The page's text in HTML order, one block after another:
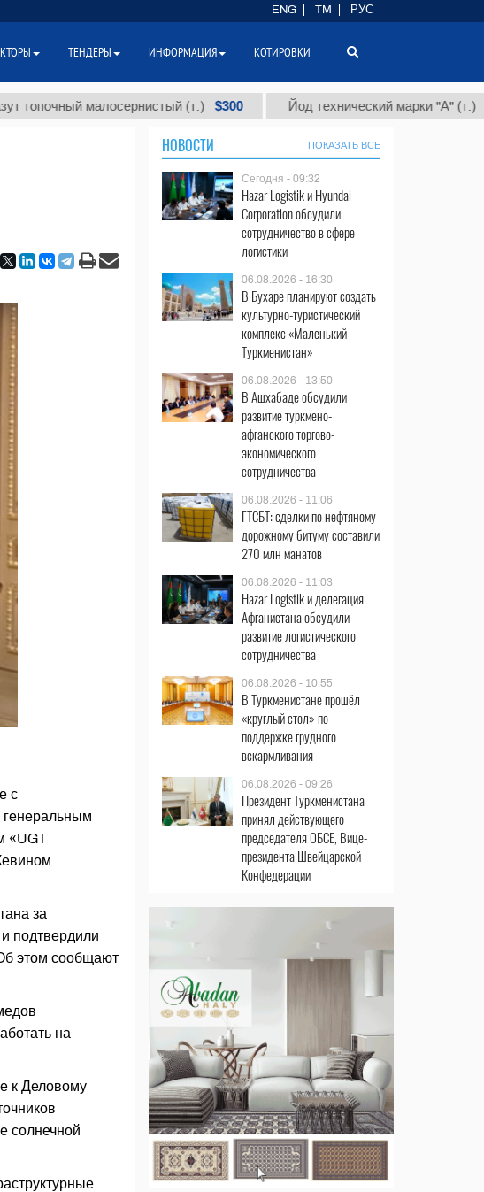
малосернистый (т.) $300 Йод технический марки "А" (т.) $86 000
с
генеральным
«UGT
за
подтвердили
этом сообщают
на
к Деловому
солнечной
НОВОСТИ ПОКАЗАТЬ ВСЕ
Сегодня - 09:32
Hazar Logistik и Hyundai
Corporation обсудили
сотрудничество в сфере
логистики
06.08.2026 - 16:30
В Бухаре планируют создать
культурно-туристический
комплекс «Маленький
Туркменистан»
06.08.2026 - 13:50
В Ашхабаде обсудили
развитие туркмено-
афганского торгово-
экономического
сотрудничества
06.08.2026 - 11:06
ГТСБТ: сделки по нефтяному
дорожному битуму составили
270 млн манатов
06.08.2026 - 11:03
Hazar Logistik и делегация
Афганистана обсудили
развитие логистического
сотрудничества
06.08.2026 - 10:55
В Туркменистане прошёл
«круглый стол» по
поддержке грудного
вскармливания
06.08.2026 - 09:26
Президент Туркменистана
принял действующего
председателя ОБСЕ, Вице-
президента Швейцарской
Конфедерации
ENG TM РУС
ТЕНДЕРЫ ИНФОРМАЦИЯ КОТИРОВКИ